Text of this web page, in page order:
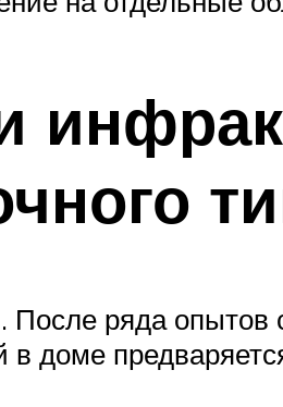
ряда опытов
доме